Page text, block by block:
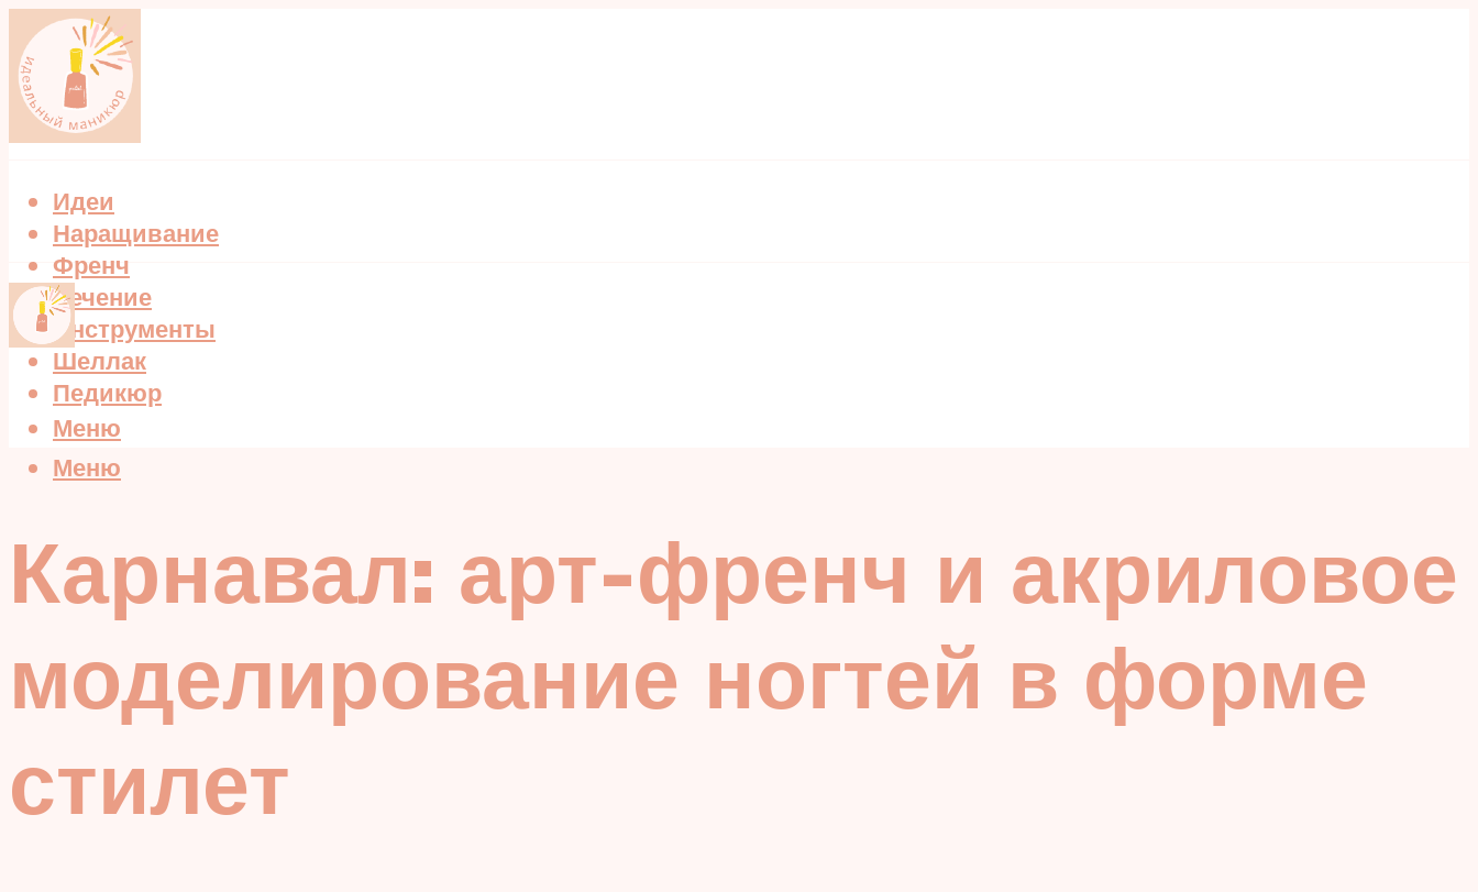
Идеи
Наращивание
Френч
Лечение
Инструменты
Шеллак
Педикюр
Меню
Меню
Карнавал: арт-френч и акриловое
моделирование ногтей в форме
стилет